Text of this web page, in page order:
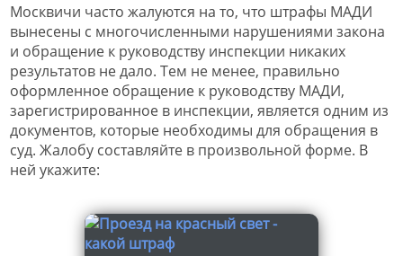
Москвичи часто жалуются на то, что штрафы МАДИ
вынесены с многочисленными нарушениями закона
и обращение к руководству инспекции никаких
результатов не дало. Тем не менее, правильно
оформленное обращение к руководству МАДИ,
зарегистрированное в инспекции, является одним из
документов, которые необходимы для обращения в
суд. Жалобу составляйте в произвольной форме. В
ней укажите: